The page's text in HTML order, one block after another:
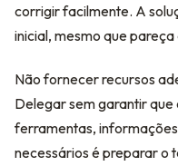
corrigir facilmente. A
inicial, mesmo que
Não fornecer recursos
Delegar sem garantir
ferramentas,
necessários é preparar o